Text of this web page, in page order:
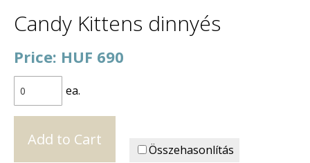
Candy Kittens dinnyés
Price: HUF 690
ea.
Összehasonlítás